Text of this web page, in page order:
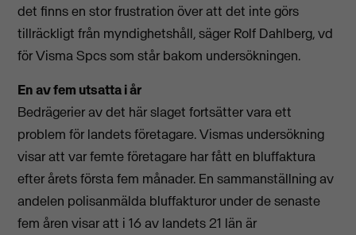
det finns en stor frustration över att det inte görs
tillräckligt från myndighetshåll, säger Rolf Dahlberg, vd
för Visma Spcs som står bakom undersökningen.
En av fem utsatta i år
Bedrägerier av det här slaget fortsätter vara ett
problem för landets företagare. Vismas undersökning
visar att var femte företagare har fått en bluffaktura
efter årets första fem månader. En sammanställning av
andelen polisanmälda bluffakturor under de senaste
fem åren visar att i 16 av landets 21 län är